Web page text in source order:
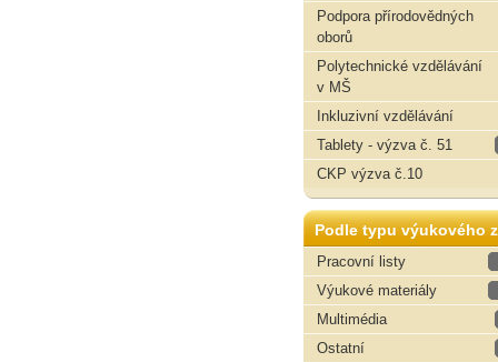
Podpora přírodovědných
oborů
Polytechnické vzdělávání
v MŠ
Inkluzivní vzdělávání
Tablety - výzva č. 51
CKP výzva č.10
Podle typu výukového
Pracovní listy
Výukové materiály
Multimédia
Ostatní